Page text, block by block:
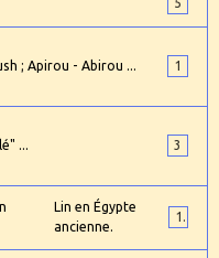
; Apirou - Abirou ... 1
... 3
Lin en Égypte
ancienne.
1